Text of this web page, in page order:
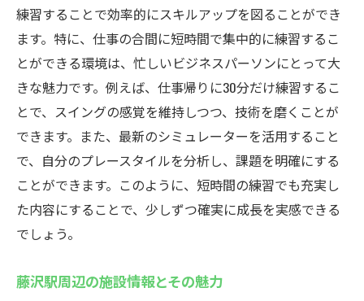
スイング解析機能を活用した練習法
最新技術がもたらす練習の進化
初心者でも簡単に使えるシミュレーター
テクノロジーを駆使したスキルアップ事例
24時間営業の藤沢駅インドアゴルフスクールで
初心者がスキルアップする方法
初心者向けの練習メニュー紹介
スキルアップに必要な基礎知識
初心者向けイベントやワークショップ情報
練習することで効率的にスキルアップを図ることができ
ます。特に、仕事の合間に短時間で集中的に練習するこ
とができる環境は、忙しいビジネスパーソンにとって大
きな魅力です。例えば、仕事帰りに30分だけ練習するこ
とで、スイングの感覚を維持しつつ、技術を磨くことが
できます。また、最新のシミュレーターを活用すること
で、自分のプレースタイルを分析し、課題を明確にする
ことができます。このように、短時間の練習でも充実し
た内容にすることで、少しずつ確実に成長を実感できる
でしょう。
藤沢駅周辺の施設情報とその魅力